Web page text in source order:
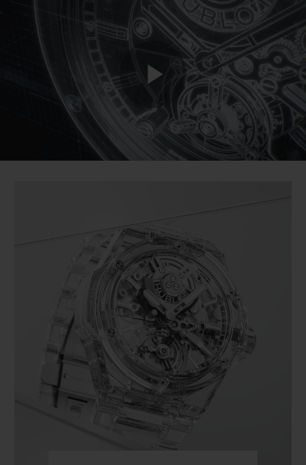
Play
SUMMER MULTI-
BIG BANG
PEACH CERAMIC ESSENTIAL
EXKLUSIV
EXKLUSIVE DIENSTLEISTUNGEN
5+5-GARANTIE
HUBLOTISTA UND GARANTIEVERLÄNGERUNG
GESCHENKBEUTEL
KONTAKT